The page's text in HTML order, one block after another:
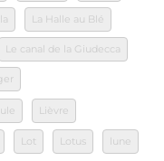
La Halle au Blé
Le canal de la Giudecca
Lièvre
Lot Lotus lune